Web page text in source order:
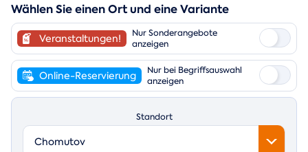
Wählen Sie einen Ort und eine Variante
Veranstaltungen!
Nur Sonderangebote
anzeigen
Online-Reservierung
Nur bei Begriffsauswahl
anzeigen
Standort
Chomutov